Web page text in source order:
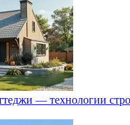
— технологии